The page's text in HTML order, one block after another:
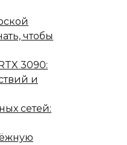
чтобы
3090:
и
сетей: